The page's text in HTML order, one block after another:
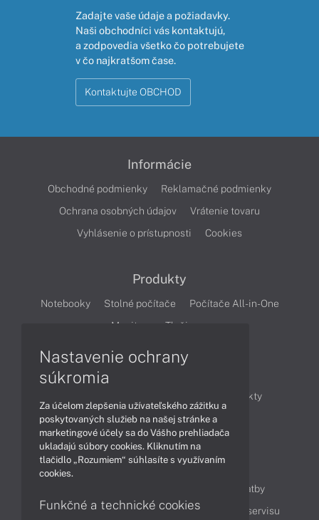
Zadajte vaše údaje a požiadavky.
Naši obchodníci vás kontaktujú,
a zodpovedia všetko čo potrebujete
v čo najkratšom čase.
Kontaktujte OBCHOD
Informácie
Obchodné podmienky
Reklamačné podmienky
Ochrana osobných údajov
Vrátenie tovaru
Vyhlásenie o prístupnosti
Cookies
Produkty
Notebooky Stolné počítače
Počítače All-in-One
Monitory
Tlačiarne
Produkty
Technológie
Videá
Obsah
Možnosti doručenia a platby
Podpora a servis
Servisné služby Cenník servisu
Nastavenie ochrany
súkromia
Za účelom zlepšenia užívateľského zážitku a
poskytovaných služieb na našej stránke a
marketingové účely sa do Vášho prehliadača
ukladajú súbory cookies. Kliknutím na
tlačidlo „Rozumiem“ súhlasíte s využívaním
cookies.
Funkčné a technické cookies